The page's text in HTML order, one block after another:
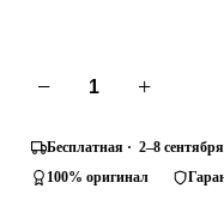
− +
Бесплатная · 2–8 сентября
100% оригинал